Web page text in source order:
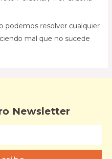
podemos resolver cualquier
mal que no sucede
Newsletter